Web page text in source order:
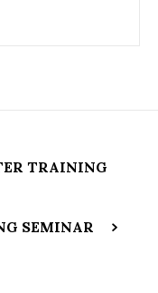
TRAINING
SEMINAR